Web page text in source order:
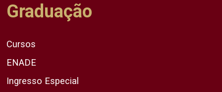
Graduação
Cursos
ENADE
Ingresso Especial